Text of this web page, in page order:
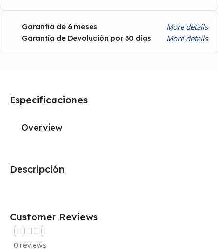
Garantía de 6 meses More details
Garantía de Devolución por 30 dias More details
Descripción
Especificaciones
Overview
Customer Reviews
0 reviews